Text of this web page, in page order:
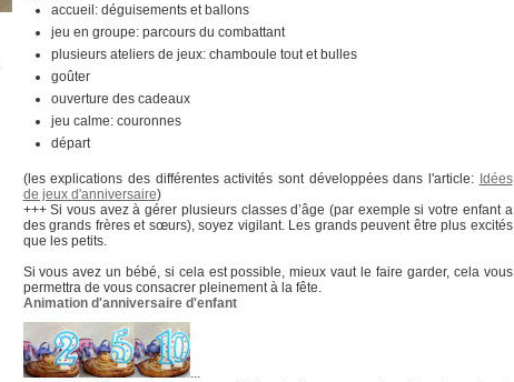
accueil: déguisements et ballons
jeu en groupe: parcours du combattant
plusieurs ateliers de jeux: chamboule tout et bulles
goûter
ouverture des cadeaux
jeu calme: couronnes
départ
(les explications des différentes activités sont développées dans l'article: Idées
de jeux d'anniversaire)
+++ Si vous avez à gérer plusieurs classes d’âge (par exemple si votre enfant a
des grands frères et sœurs), soyez vigilant. Les grands peuvent être plus excités
que les petits.
Si vous avez un bébé, si cela est possible, mieux vaut le faire garder, cela vous
permettra de vous consacrer pleinement à la fête.
Animation d'anniversaire d'enfant
...